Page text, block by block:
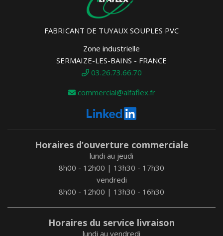
FABRICANT DE TUYAUX SOUPLES PVC
Zone industrielle
SERMAIZE-LES-BAINS - FRANCE
03.26.73.66.70
commercial@alfaflex.fr
Horaires d’ouverture commerciale
lundi au jeudi
8h00 - 12h00 | 13h30 - 17h30
vendredi
8h00 - 12h00 | 13h30 - 16h30
Horaires du service livraison
lundi au vendredi